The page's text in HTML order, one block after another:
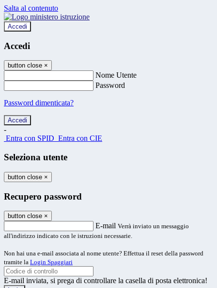
Salta al contenuto
Accedi
Accedi
button close ×
Nome Utente
Password
Password dimenticata?
-
Entra con SPID Entra con CIE
Seleziona utente
button close ×
Recupero password
button close ×
E-mail Verrà inviato un messaggio
all'indirizzo indicato con le istruzioni necessarie.
Non hai una e-mail associata al nome utente? Effettua il reset della password
tramite la Login Spaggiari
E-mail inviata, si prega di controllare la casella di posta elettronica!